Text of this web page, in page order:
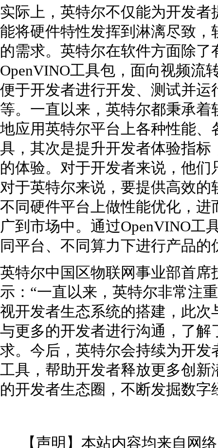
实际上，英特尔不仅能为开发
能将硬件特性发挥到淋漓尽致
的需求。英特尔在软件方面除
OpenVINO工具包，面向视频流
便于开发者进行开发、测试并运
等。一直以来，英特尔都秉承
地应用英特尔平台上各种性能
具，其次是提升开发者体验指
的体验。对于开发者来说，他
对于英特尔来说，要提供高效
不同硬件平台上做性能优化，
广到市场中。通过OpenVINO工
同平台、不同算力下进行产品的
英特尔中国区物联网事业部首
示：“一直以来，英特尔非常注
视开发者生态系统的搭建，此
与更多的开发者进行沟通，了
求。今后，英特尔会持续为开
工具，帮助开发者释放更多创
的开发者生态圈，不断发掘数字
【声明】本站内容均来自网